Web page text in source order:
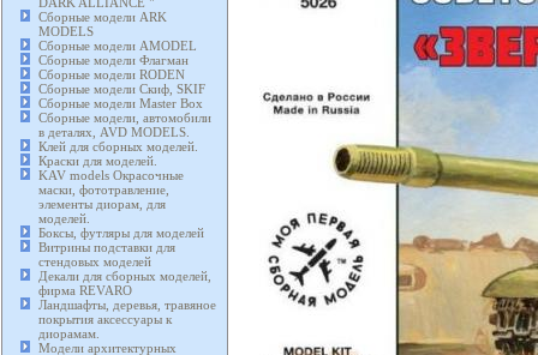
Сборные модели ARK
MODELS
Сборные модели AMODEL
Сборные модели Флагман
Сборные модели RODEN
Сборные модели Скиф, SKIF
Сборные модели Master Box
Сборные модели, автомобили
в деталях, AVD MODELS.
Клей для сборных моделей.
Краски для моделей.
KAV models Окрасочные
маски, фототравление,
элементы диорам, для
моделей.
Боксы, футляры для моделей
Витрины подставки для
стендовых моделей
Декали для сборных моделей,
фирма REVARO
Ландшафты, деревья, травяное
покрытия аксессуары к
диорамам.
Модели архитектурных